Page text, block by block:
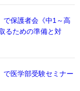
で保護者会《中1～高
るための準備と対
で医学部受験セミナー